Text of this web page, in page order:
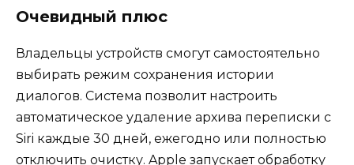
Очевидный плюс
Владельцы устройств смогут самостоятельно
выбирать режим сохранения истории
диалогов. Система позволит настроить
автоматическое удаление архива переписки с
Siri каждые 30 дней, ежегодно или полностью
отключить очистку. Apple запускает обработку